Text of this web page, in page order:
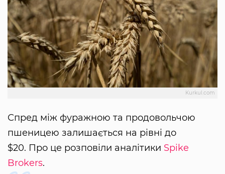
Kurkul.com
Спред між фуражною та продовольчою
пшеницею залишається на рівні до
$20. Про це розповіли аналітики Spike
Brokers.